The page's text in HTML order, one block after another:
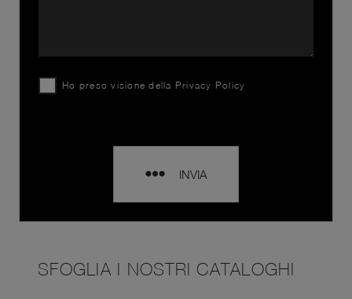
Ho preso visione della Privacy Policy
INVIA
SFOGLIA I NOSTRI CATALOGHI